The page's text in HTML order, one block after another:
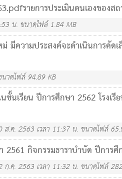
รายการประเมินตนเองของ
น. ขนาดไฟล์ 1.84 MB
หม่ มีความประสงค์จะดำเนินการ
าดไฟล์ 94.89 KB
นเรียน ปีการศึกษา 2562 โรงเ
ส.ค. 2563 เวลา 11:37 น. ขนาดไฟล์
2561 กิจกรรมธาราบำบัด ปีการ
ก.ค. 2563 เวลา 11:32 น. ขนาดไฟล์